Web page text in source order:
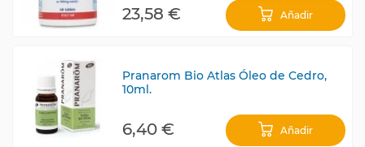
23,58 € Añadir
Pranarom Bio Atlas Óleo de Cedro,
10ml.
6,40 € Añadir